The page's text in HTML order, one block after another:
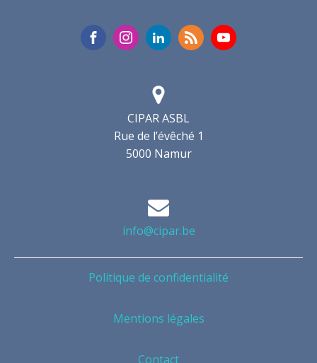
CIPAR ASBL
Rue de l’évêché 1
5000 Namur
info@cipar.be
Politique de confidentialité
Mentions légales
Contact